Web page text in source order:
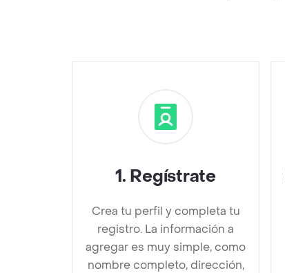
1. Regístrate
Crea tu perfil y completa tu
registro. La información a
agregar es muy simple, como
nombre completo, dirección,